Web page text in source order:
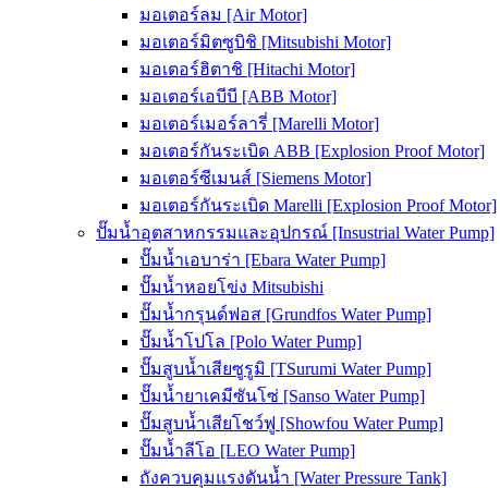
มอเตอร์ลม [Air Motor]
มอเตอร์มิตซูบิชิ [Mitsubishi Motor]
มอเตอร์ฮิตาชิ [Hitachi Motor]
มอเตอร์เอบีบี [ABB Motor]
มอเตอร์เมอร์ลารี่ [Marelli Motor]
มอเตอร์กันระเบิด ABB [Explosion Proof Motor]
มอเตอร์ซีเมนส์ [Siemens Motor]
มอเตอร์กันระเบิด Marelli [Explosion Proof Motor]
ปั๊มน้ำอุตสาหกรรมและอุปกรณ์ [Insustrial Water Pump]
ปั๊มน้ำเอบาร่า [Ebara Water Pump]
ปั๊มน้ำหอยโข่ง Mitsubishi
ปั๊มน้ำกรุนด์ฟอส [Grundfos Water Pump]
ปั๊มน้ำโปโล [Polo Water Pump]
ปั๊มสูบน้ำเสียซูรูมิ [TSurumi Water Pump]
ปั๊มน้ำยาเคมีซันโซ่ [Sanso Water Pump]
ปั๊มสูบน้ำเสียโชว์ฟู [Showfou Water Pump]
ปั๊มน้ำลีโอ [LEO Water Pump]
ถังควบคุมแรงดันน้ำ [Water Pressure Tank]